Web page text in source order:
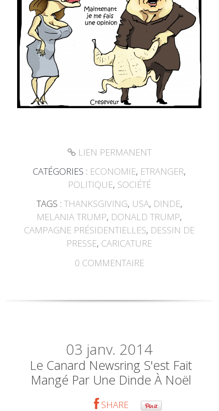
LIEN PERMANENT
CATÉGORIES : ECONOMIE, ETRANGER,
POLITIQUE, SOCIÉTÉ
TAGS : THANKSGIVING, USA, DINDE,
MELANIA TRUMP, DONALD TRUMP,
CAMPAGNE PRÉSIDENTIELLES, DESSIN DE
PRESSE, CARICATURE
0 COMMENTAIRE
03 janv. 2014
Le Canard Newsring S'est Fait
Mangé Par Une Dinde À Noël
SHARE